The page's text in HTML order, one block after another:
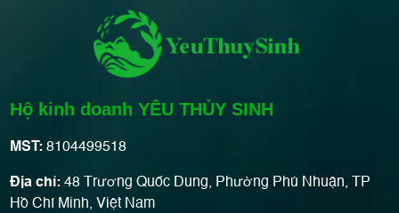
Hộ kinh doanh YÊU THỦY SINH
MST: 8104499518
Địa chỉ: 48 Trương Quốc Dung, Phường Phú Nhuận, TP
Hồ Chí Minh, Việt Nam